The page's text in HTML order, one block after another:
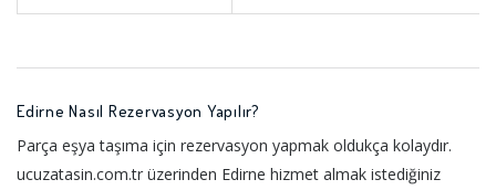
Edirne Nasıl Rezervasyon Yapılır?
Parça eşya taşıma için rezervasyon yapmak oldukça kolaydır.
ucuzatasin.com.tr üzerinden Edirne hizmet almak istediğiniz